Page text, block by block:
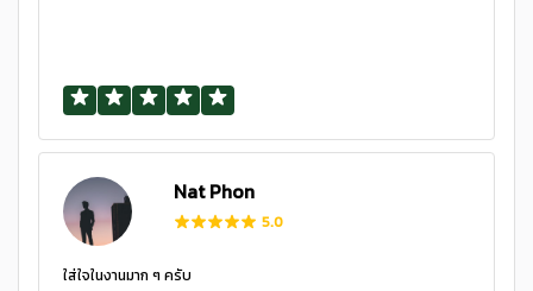
Nat Phon
5.0
ใส่ใจในงานมาก ๆ ครับ